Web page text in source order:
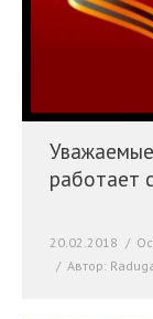
работает
20.02.2018
Автор: